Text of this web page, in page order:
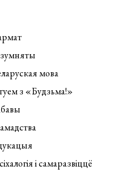
мова
з «Будзьма!»
і самаразвіццё